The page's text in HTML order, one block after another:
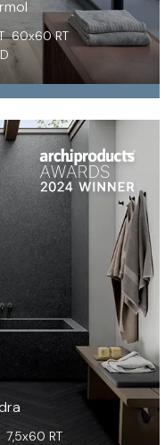
60x60 RT
7,5x60 RT